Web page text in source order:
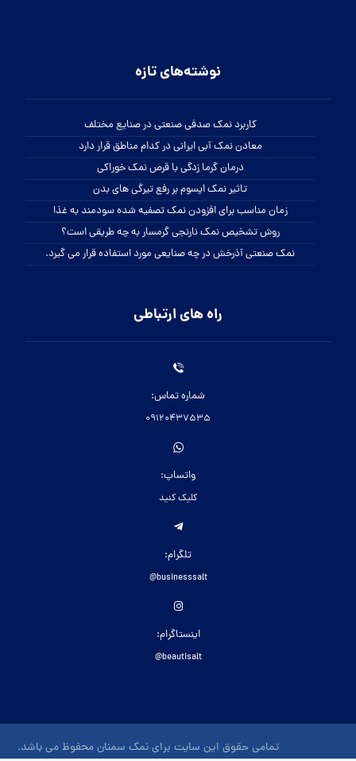
نوشته‌های تازه
کاربرد نمک صدفی صنعتی در صنایع مختلف
معادن نمک آبی ایرانی در کدام مناطق قرار دارد
درمان گرما زدگی با قرص نمک خوراکی
تاثیر نمک اپسوم بر رفع تیرگی های بدن
زمان مناسب برای افزودن نمک تصفیه شده سودمند به غذا
روش تشخیص نمک نارنجی گرمسار به چه طریقی است؟
نمک صنعتی آذرخش در چه صنایعی مورد استفاده قرار می گیرد.
راه های ارتباطی
شماره تماس:
09120437535
واتساپ:
کلیک کنید
تلگرام:
businesssalt@
اینستاگرام:
beautisalt@
تمامی حقوق این سایت برای نمک سمنان محفوظ می باشد.